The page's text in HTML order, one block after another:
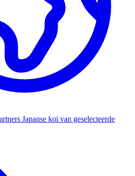
Japanse koi van geselecteerde